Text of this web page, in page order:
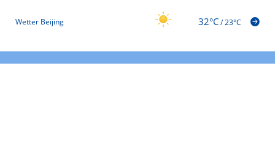
Wetter Beijing 32°C/23°C